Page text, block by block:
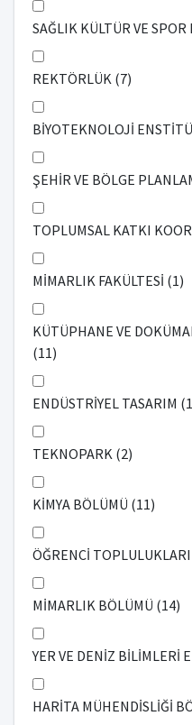
SAĞLIK KÜLTÜR VE
REKTÖRLÜK (7)
BİYOTEKNOLOJİ
ŞEHİR VE BÖLGE
TOPLUMSAL KATKI
MİMARLIK FAKÜLTESİ (1)
KÜTÜPHANE VE
(11)
ENDÜSTRİYEL TASARIM
TEKNOPARK (2)
KİMYA BÖLÜMÜ (11)
ÖĞRENCİ
MİMARLIK BÖLÜMÜ (14)
YER VE DENİZ BİLİMLERİ
HARİTA MÜHENDİSLİĞİ